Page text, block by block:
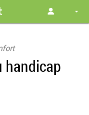
handicap